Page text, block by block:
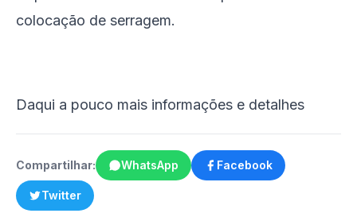
colocação de serragem.
Daqui a pouco mais informações e detalhes
Compartilhar: WhatsApp Facebook
Twitter